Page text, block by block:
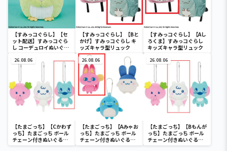
【すみっコぐらし】【セ
ット配送】すみっコぐら
し コーデュロイぬいぐる
ん？
【すみっコぐらし】【Bと
かげ】すみっコぐらし キ
ッズキャラ型リュック
【すみっコぐらし】【Aし
ろくま】すみっコぐらし
キッズキャラ型リュック
26.08.06
【たまごっち】【Cかわず
っち】たまごっち ボール
チェーン付きぬいぐるみ
～Tamagotchi
26.08.06
【たまごっち】【Aみゃお
っち】たまごっち ボール
チェーン付きぬいぐるみ
～Tamagotchi
26.08.06
【たまごっち】【Bもんが
っち】たまごっち ボール
チェーン付きぬいぐるみ
～Tamagotchi